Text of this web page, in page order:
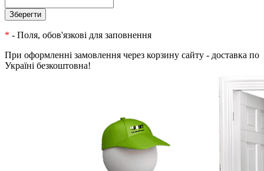
* - Поля, обов'язкові для заповнення
При оформленні замовлення через корзину сайту - доставка по
Україні безкоштовна!